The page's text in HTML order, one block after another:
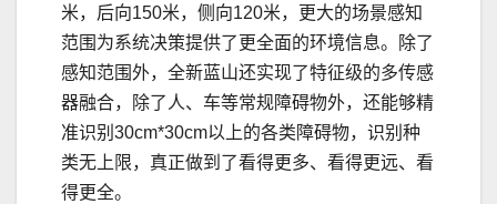
米，后向150米，侧向120米，更大的场景感知
范围为系统决策提供了更全⾯的环境信息。除了
感知范围外，全新蓝山还实现了特征级的多传感
器融合，除了人、车等常规障碍物外，还能够精
准识别30cm*30cm以上的各类障碍物，识别种
类⽆上限，真正做到了看得更多、看得更远、看
得更全。